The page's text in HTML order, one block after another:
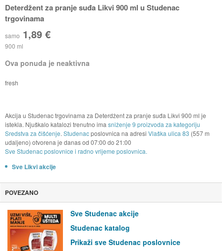
Deterdžent za pranje suđa Likvi 900 ml u Studenac
trgovinama
samo 1,89 €
900 ml
Ova ponuda je neaktivna
fresh
Akcija u Studenac trgovinama za Deterdžent za pranje suđa Likvi 900 ml je
istekla. Njuškalo katalozi trenutno ima sniženje 9 proizvoda za kategoriju
Sredstva za čišćenje. Studenacposlovnica na adresi Vlaška ulica 83 (557 m
udaljeno) otvorena je danas od 07:00 do 21:00
Sve Studenac poslovnice i radno vrijeme poslovnica.
Sve Likvi akcije
POVEZANO
Sve Studenac akcije
Studenac katalog
Prikaži sve Studenac poslovnice